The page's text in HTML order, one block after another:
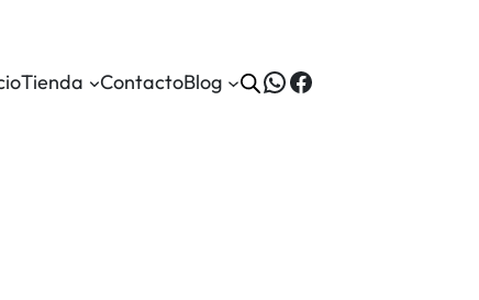
Tienda ContactoBlog WhatsApp
Facebook